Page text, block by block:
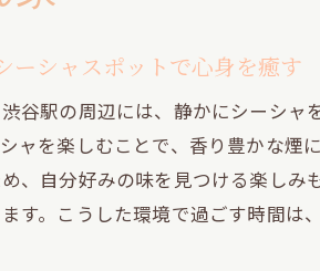
ーシャスポットで心身を癒す
谷駅の周辺には、静かにシーシャ
ャを楽しむことで、香り豊かな煙
、自分好みの味を見つける楽しみ
す。こうした環境で過ごす時間